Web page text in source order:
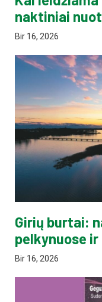
naktiniai
Bir 16, 2026
Girių burtai:
pelkynuose
Bir 16, 2026